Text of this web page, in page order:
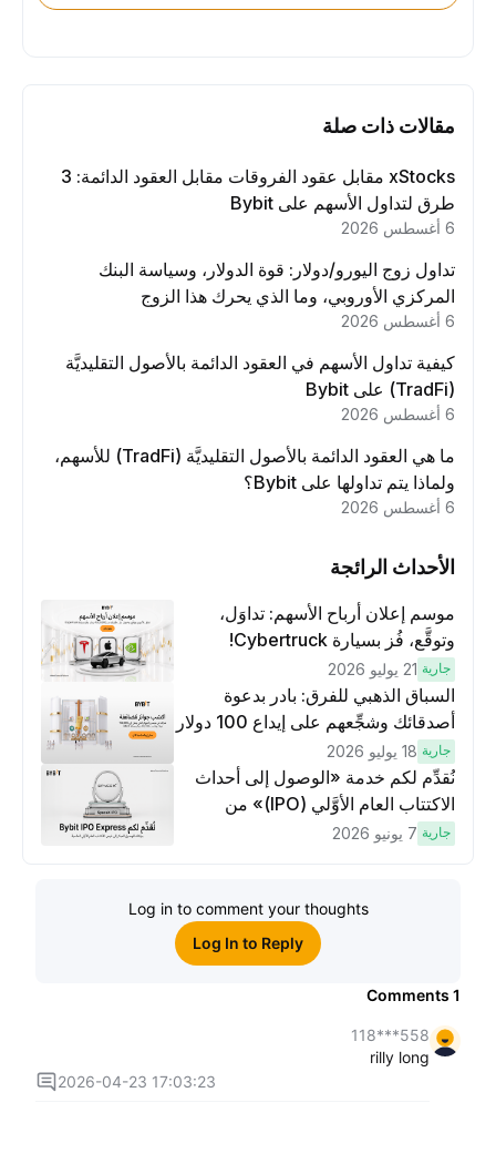
مقالات ذات صلة
xStocks مقابل عقود الفروقات مقابل العقود الدائمة: 3
طرق لتداول الأسهم على Bybit
تداول زوج اليورو/دولار: قوة الدولار، وسياسة البنك
المركزي الأوروبي، وما الذي يحرك هذا الزوج
كيفية تداول الأسهم في العقود الدائمة بالأصول التقليديَّة
ما هي العقود الدائمة بالأصول التقليديَّة (TradFi) للأسهم،
ولماذا يتم تداولها على Bybit؟
الأحداث الرائجة
موسم إعلان أرباح الأسهم: تداوَل،
وتوقَّع، فُز بسيارة Cybertruck!
جارية 21 يوليو 2026
السباق الذهبي للفرق: بادر بدعوة
أصدقائك وشجِّعهم على إيداع 100 دولار
لكسَب مكافآت مُضاعَفة
جارية 18 يوليو 2026
نُقدِّم لكم خدمة «الوصول إلى أحداث
الاكتتاب العام الأوَّلي (IPO)» من
Bybit، بوابتك للوصول المبكر إلى فرص
جارية 7 يونيو 2026
Log in to comment your thoughts
Log In to Reply
Comments
558***118
rilly long
2026-04-23 17:03:23